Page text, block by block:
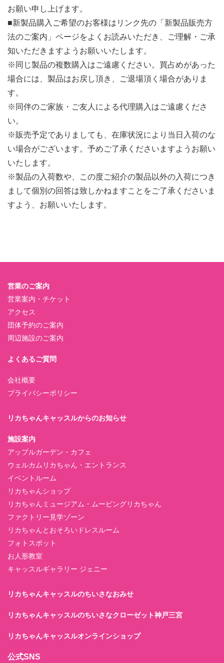
お願い申し上げます。
■新製品購入ご希望のお客様はリンク先の「新製品販売方
法のご案内」ページをよくお読みいただき、ご理解・ご承
知いただきますようお願いいたします。
※同じ製品の複数購入はご遠慮ください。買占めがあった
場合には、製品はお戻し頂き、ご退場頂く場合がありま
す。
※同伴のご家族・ご友人による代理購入はご遠慮くださ
い。
※販売予定でありましても、在庫状況により当日入荷のな
い場合がございます。予めご了承くださいますようお願い
いたします。
※製品の入荷数や、この度ご紹介の製品以外の入荷につき
まして個別の回答は致しかねますことをご了承くださいま
すよう、お願いいたします。
営業のご案内
営業案内・チケット
アクセス
団体予約のご案内
周辺施設のご案内
よくあるご質問
会社概要
プライバシーポリシー
リカちゃんキャッスルからのお知らせ
施設案内
アップルガーデン・カフェ
ウェルカムリカちゃん・エントランス
イベントルーム
リカちゃんショップ
リカちゃんミュージアム・ムービングリカちゃん
ファクトリー見学ゾーン
リカちゃんとおそろいドレスルーム
フォトスポット
お人形教室
キャッスルギャラリー ジェニー
リカちゃんキャッスルのちいさなおみせ
リカちゃんキャッスルのちいさなクローゼット神戸三宮
リカちゃんキャッスルオンラインショップ
公式SNS